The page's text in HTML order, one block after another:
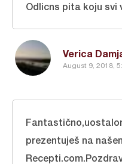
Verica
August 9, 2018,
Odlicns pita koju svi
prezentuješ na